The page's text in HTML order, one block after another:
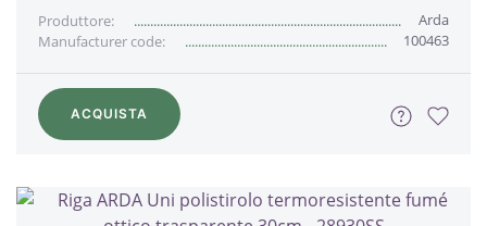
Produttore:
Arda
Manufacturer code:
100463
ACQUISTA